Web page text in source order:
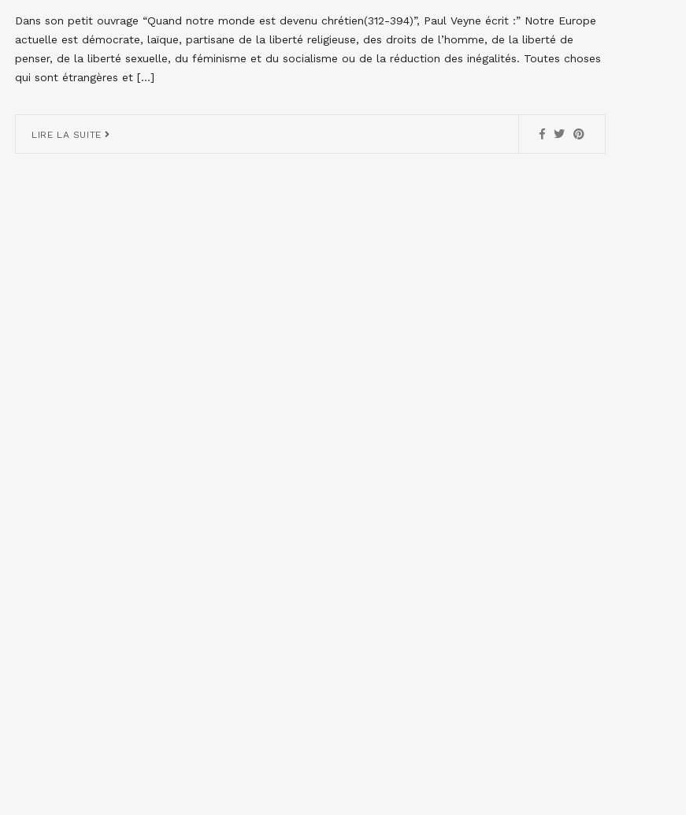
Dans son petit ouvrage “Quand notre monde est devenu chrétien(312-394)”, Paul Veyne écrit :” Notre Europe
actuelle est démocrate, laïque, partisane de la liberté religieuse, des droits de l’homme, de la liberté de
penser, de la liberté sexuelle, du féminisme et du socialisme ou de la réduction des inégalités. Toutes choses
qui sont étrangères et […]
LIRE LA SUITE